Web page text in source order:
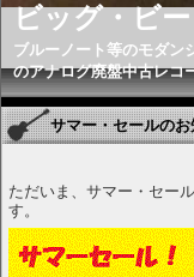
ビッグ・ビ
ブルーノート等のモダン
のアナログ廃盤中古レコ
サマー・セールのお
ただいま、サマー・セー
す。